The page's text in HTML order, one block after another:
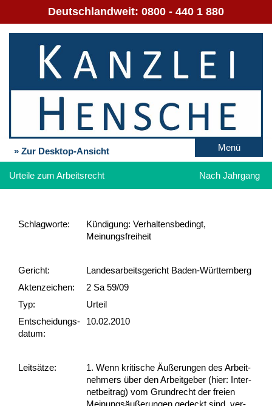
Deutschlandweit: 0800 - 440 1 880
» Zur Desktop-Ansicht Menü
Urteile zum Arbeitsrecht Nach Jahrgang
Schlag­worte:
Kündigung: Verhaltensbedingt,
Meinungsfreiheit
Gericht:
Landesarbeitsgericht Baden-Württemberg
Akten­zeichen:
2 Sa 59/09
Typ:
Urteil
Ent­scheid­ungs­
datum:
10.02.2010
Leit­sätze:
1. Wenn kri­ti­sche Äußerun­gen des Ar­beit­
neh­mers über den Ar­beit­ge­ber (hier: In­ter­
net­bei­trag) vom Grund­recht der frei­en